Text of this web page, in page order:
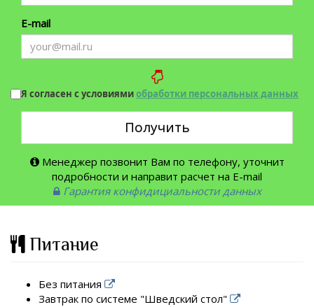
E-mail
Я согласен с условиямиобработки персональных данных
Получить
Менеджер позвонит Вам по телефону, уточнит
подробности и направит расчет на E-mail
Гарантия конфидициальности данных
Питание
Без питания
Завтрак по системе "Шведский стол"